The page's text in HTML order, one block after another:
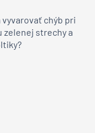
vyvarovať chýb pri
zelenej strechy a